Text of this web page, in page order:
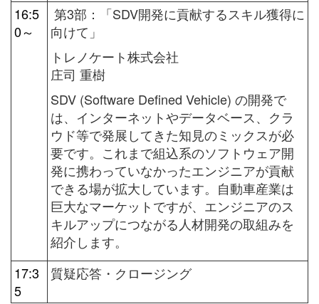
16:5
0～
第3部：「SDV開発に貢献するスキル獲得に
向けて」
トレノケート株式会社
庄司 重樹
SDV (Software Defined Vehicle) の開発で
は、インターネットやデータベース、クラ
ウド等で発展してきた知見のミックスが必
要です。これまで組込系のソフトウェア開
発に携わっていなかったエンジニアが貢献
できる場が拡大しています。自動車産業は
巨大なマーケットですが、エンジニアのス
キルアップにつながる人材開発の取組みを
紹介します。
17:3
5
質疑応答・クロージング